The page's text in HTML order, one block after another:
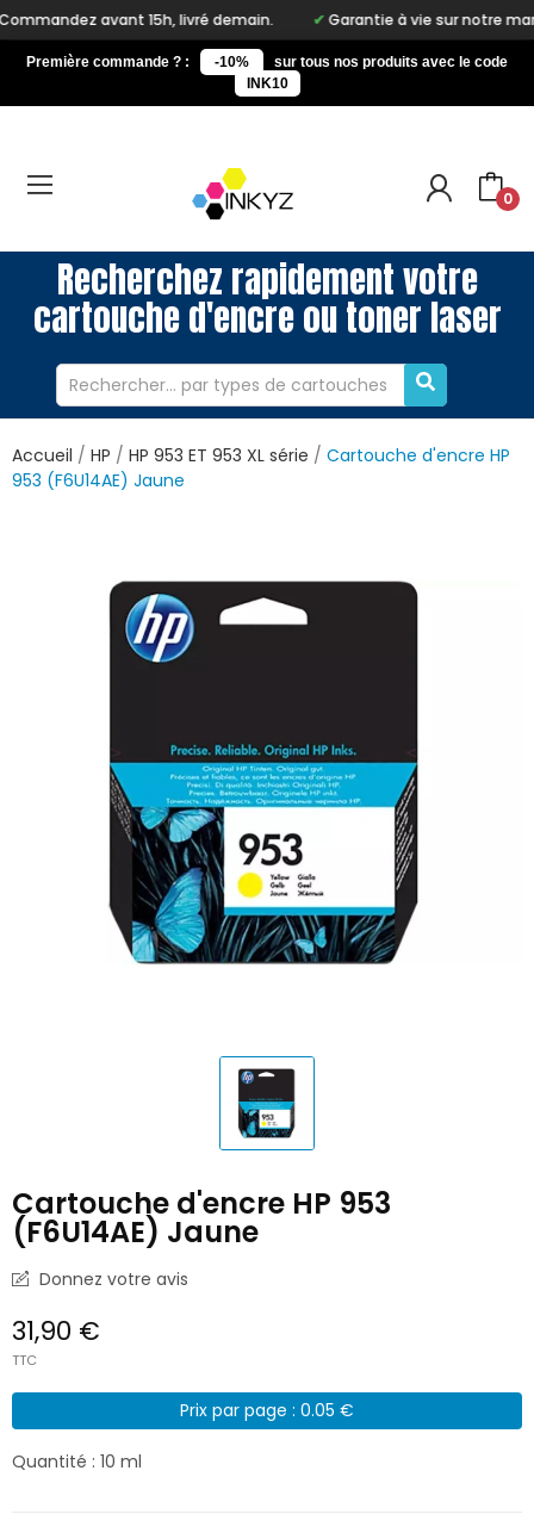
15h, livré demain. Garantie à vie sur notre marque Inkyz
Première commande ? : -10%
sur tous nos produits avec le code
INK10
0
Recherchez rapidement votre
cartouche d'encre ou toner laser
Accueil HP HP 953 ET 953 XL série
Cartouche d'encre HP
953 (F6U14AE) Jaune
Cartouche d'encre HP 953
(F6U14AE) Jaune
Donnez votre avis
31,90 €
TTC
Prix par page : 0.05 €
Quantité : 10 ml